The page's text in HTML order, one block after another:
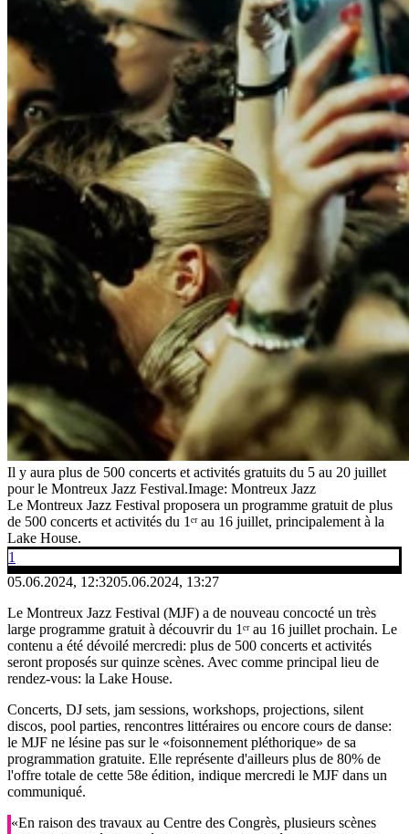
Il y aura plus de 500 concerts et activités gratuits du 5 au 20 juillet
pour le Montreux Jazz Festival.Image: Montreux Jazz
Le Montreux Jazz Festival proposera un programme gratuit de plus
de 500 concerts et activités du 1ᵉʳ au 16 juillet, principalement à la
Lake House.
1
05.06.2024, 12:3205.06.2024, 13:27
Le Montreux Jazz Festival (MJF) a de nouveau concocté un très
large programme gratuit à découvrir du 1ᵉʳ au 16 juillet prochain. Le
contenu a été dévoilé mercredi: plus de 500 concerts et activités
seront proposés sur quinze scènes. Avec comme principal lieu de
rendez-vous: la Lake House.
Concerts, DJ sets, jam sessions, workshops, projections, silent
discos, pool parties, rencontres littéraires ou encore cours de danse:
le MJF ne lésine pas sur le «foisonnement pléthorique» de sa
programmation gratuite. Elle représente d'ailleurs plus de 80% de
l'offre totale de cette 58e édition, indique mercredi le MJF dans un
communiqué.
«En raison des travaux au Centre des Congrès, plusieurs scènes